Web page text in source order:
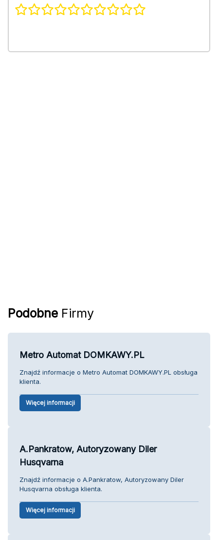
Podobne Firmy
Metro Automat DOMKAWY.PL
Znajdź informacje o Metro Automat DOMKAWY.PL obsługa
klienta.
Więcej informacji
A.Pankratow, Autoryzowany Diler
Husqvarna
Znajdź informacje o A.Pankratow, Autoryzowany Diler
Husqvarna obsługa klienta.
Więcej informacji